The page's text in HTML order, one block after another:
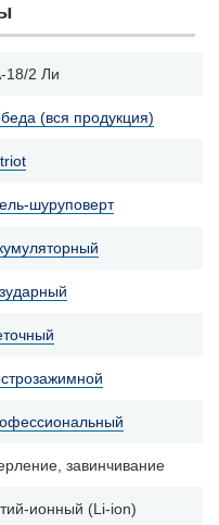
18/2 Ли
(вся продукция)
шуруповерт
завинчивание
ионный (Li-ion)